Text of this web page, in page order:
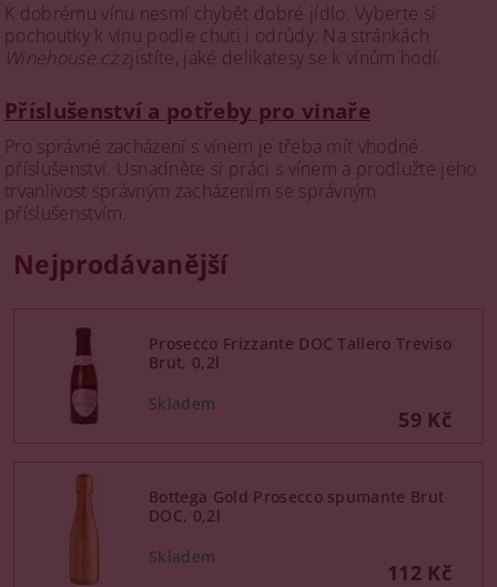
K dobrému vínu nesmí chybět dobré jídlo. Vyberte si
pochoutky k vínu podle chuti i odrůdy. Na stránkách
Winehouse.czzjistíte, jaké delikatesy se k vínům hodí.
Příslušenství a potřeby pro vinaře
Pro správné zacházení s vínem je třeba mít vhodné
příslušenství. Usnadněte si práci s vínem a prodlužte jeho
trvanlivost správným zacházením se správným
příslušenstvím.
Nejprodávanější
Prosecco Frizzante DOC Tallero Treviso
Brut, 0,2l
59 Kč
Bottega Gold Prosecco spumante Brut
DOC, 0,2l
112 Kč